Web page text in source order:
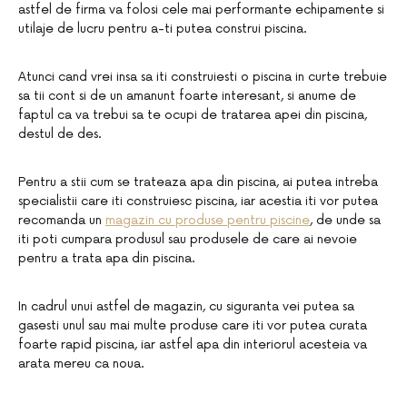
astfel de firma va folosi cele mai performante echipamente si
utilaje de lucru pentru a-ti putea construi piscina.
Atunci cand vrei insa sa iti construiesti o piscina in curte trebuie
sa tii cont si de un amanunt foarte interesant, si anume de
faptul ca va trebui sa te ocupi de tratarea apei din piscina,
destul de des.
Pentru a stii cum se trateaza apa din piscina, ai putea intreba
specialistii care iti construiesc piscina, iar acestia iti vor putea
recomanda un magazin cu produse pentru piscine, de unde sa
iti poti cumpara produsul sau produsele de care ai nevoie
pentru a trata apa din piscina.
In cadrul unui astfel de magazin, cu siguranta vei putea sa
gasesti unul sau mai multe produse care iti vor putea curata
foarte rapid piscina, iar astfel apa din interiorul acesteia va
arata mereu ca noua.